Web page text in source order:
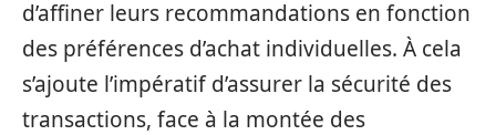
d’affiner leurs recommandations en fonction
des préférences d’achat individuelles. À cela
s’ajoute l’impératif d’assurer la sécurité des
transactions, face à la montée des